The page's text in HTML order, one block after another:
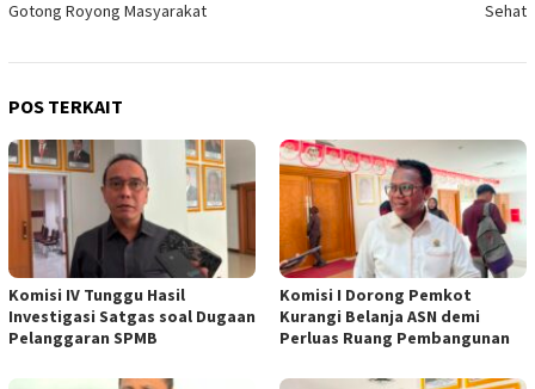
Gotong Royong Masyarakat Sehat
POS TERKAIT
Komisi IV Tunggu Hasil
Investigasi Satgas soal Dugaan
Pelanggaran SPMB
Komisi I Dorong Pemkot
Kurangi Belanja ASN demi
Perluas Ruang Pembangunan